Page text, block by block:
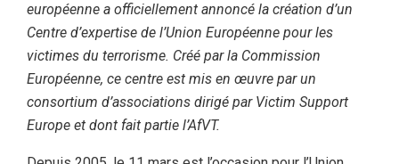
européenne a officiellement annoncé la création d’un
Centre d’expertise de l’Union Européenne pour les
victimes du terrorisme. Créé par la Commission
Européenne, ce centre est mis en œuvre par un
consortium d’associations dirigé par Victim Support
Europe et dont fait partie l’AfVT.